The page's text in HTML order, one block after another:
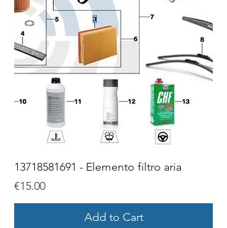
13718581691 - Elemento filtro aria
Price
€15.00
Add to Cart